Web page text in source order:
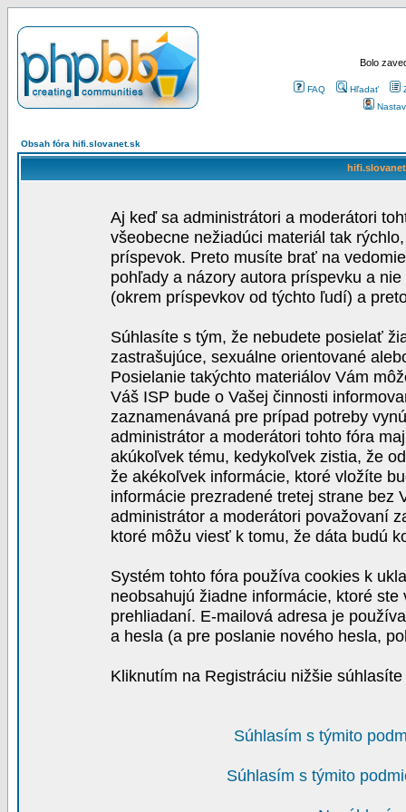
Bolo
FAQ Hľadať
Obsah fóra hifi.slovanet.sk
Aj keď sa administrátori a moderátori
všeobecne nežiadúci materiál tak
príspevok. Preto musíte brať na
pohľady a názory autora príspevku a
(okrem príspevkov od týchto ľudí) a
Súhlasíte s tým, že nebudete posielať
zastrašujúce, sexuálne orientované
Posielanie takýchto materiálov Vám
Váš ISP bude o Vašej činnosti
zaznamenávaná pre prípad potreby
administrátor a moderátori tohto fóra
akúkoľvek tému, kedykoľvek zistia, že
že akékoľvek informácie, ktoré vložíte
informácie prezradené tretej strane bez
administrátor a moderátori považovaní
ktoré môžu viesť k tomu, že dáta budú
Systém tohto fóra používa cookies k
neobsahujú žiadne informácie, ktoré
prehliadaní. E-mailová adresa je
a hesla (a pre poslanie nového hesla,
Kliknutím na Registráciu nižšie
Súhlasím s týmito
Súhlasím s týmito